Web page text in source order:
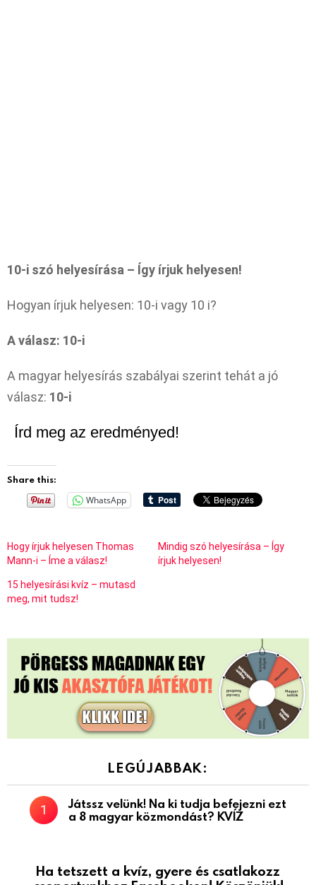
10-i szó helyesírása – Így írjuk helyesen!
Hogyan írjuk helyesen: 10-i vagy 10 i?
A válasz: 10-i
A magyar helyesírás szabályai szerint tehát a jó
válasz: 10-i
Írd meg az eredményed!
Share this:
WhatsApp
Hogy írjuk helyesen Thomas
Mann-i – Íme a válasz!
Mindig szó helyesírása – Így
írjuk helyesen!
15 helyesírási kvíz – mutasd
meg, mit tudsz!
LEGÚJABBAK:
Játssz velünk! Na ki tudja befejezni ezt
a 8 magyar közmondást? KVÍZ
Ha tetszett a kvíz, gyere és csatlakozz